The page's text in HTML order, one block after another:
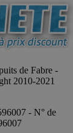
de Fabre -
2010-2021
- N° de